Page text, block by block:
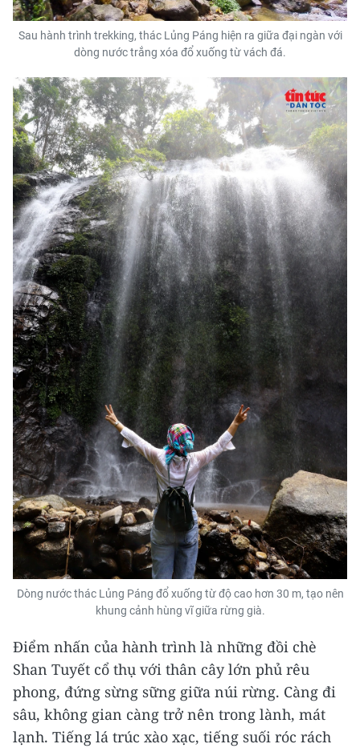
Sau hành trình trekking, thác Lủng Páng hiện ra giữa đại ngàn với
dòng nước trắng xóa đổ xuống từ vách đá.
Dòng nước thác Lủng Páng đổ xuống từ độ cao hơn 30 m, tạo nên
khung cảnh hùng vĩ giữa rừng già.
Điểm nhấn của hành trình là những đồi chè
Shan Tuyết cổ thụ với thân cây lớn phủ rêu
phong, đứng sừng sững giữa núi rừng. Càng đi
sâu, không gian càng trở nên trong lành, mát
lạnh. Tiếng lá trúc xào xạc, tiếng suối róc rách